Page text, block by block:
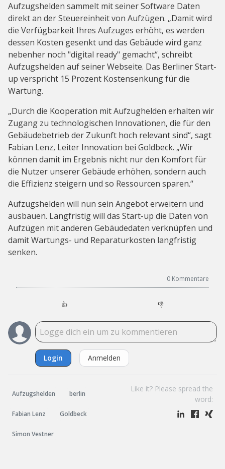
Aufzugshelden sammelt mit seiner Software Daten
direkt an der Steuereinheit von Aufzügen. „Damit wird
die Verfügbarkeit Ihres Aufzuges erhöht, es werden
dessen Kosten gesenkt und das Gebäude wird ganz
nebenher noch "digital ready" gemacht“, schreibt
Aufzugshelden auf seiner Webseite. Das Berliner Start-
up verspricht 15 Prozent Kostensenkung für die
Wartung.
„Durch die Kooperation mit Aufzughelden erhalten wir
Zugang zu technologischen Innovationen, die für den
Gebäudebetrieb der Zukunft hoch relevant sind“, sagt
Fabian Lenz, Leiter Innovation bei Goldbeck. „Wir
können damit im Ergebnis nicht nur den Komfort für
die Nutzer unserer Gebäude erhöhen, sondern auch
die Effizienz steigern und so Ressourcen sparen.“
Aufzugshelden will nun sein Angebot erweitern und
ausbauen. Langfristig will das Start-up die Daten von
Aufzügen mit anderen Gebäudedaten verknüpfen und
damit Wartungs- und Reparaturkosten langfristig
senken.
0 Kommentare
👍 👎
Login Anmelden
Aufzugshelden berlin
Fabian Lenz Goldbeck
Simon Vestner
Like it? Please spread the
word: